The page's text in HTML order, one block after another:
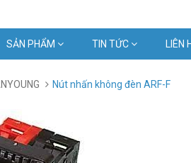
SẢN PHẨM TIN TỨC LIÊN
Nút nhấn không đèn ARF-F